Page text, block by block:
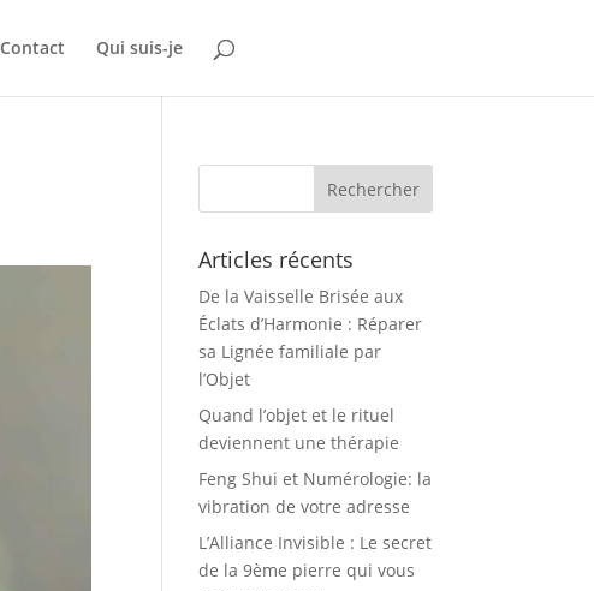
Contact Qui suis-je
Articles récents
De la Vaisselle Brisée aux
Éclats d’Harmonie : Réparer
sa Lignée familiale par
l’Objet
Quand l’objet et le rituel
deviennent une thérapie
Feng Shui et Numérologie: la
vibration de votre adresse
L’Alliance Invisible : Le secret
de la 9ème pierre qui vous